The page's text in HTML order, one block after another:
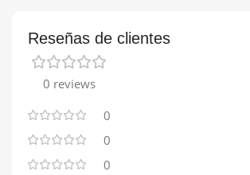
Reseñas de clientes
0 reviews
0
0
0